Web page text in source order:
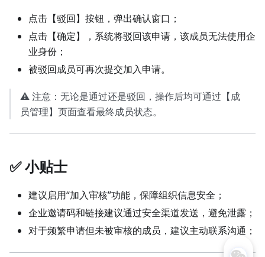
点击【驳回】按钮，弹出确认窗口；
点击【确定】，系统将驳回该申请，该成员无法使用企
业身份；
被驳回成员可再次提交加入申请。
⚠️ 注意：无论是通过还是驳回，操作后均可通过【成
员管理】页面查看最终成员状态。
✅ 小贴士
建议启用“加入审核”功能，保障组织信息安全；
企业邀请码和链接建议通过安全渠道发送，避免泄露；
对于频繁申请但未被审核的成员，建议主动联系沟通；